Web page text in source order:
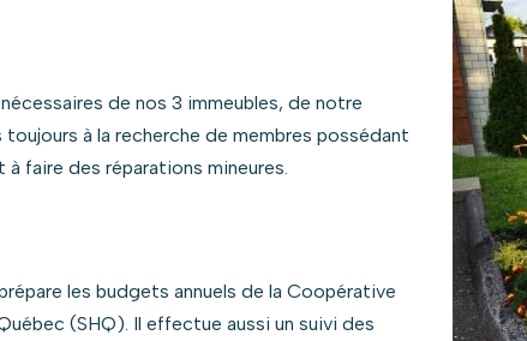
de nos 3 immeubles, de notre
à la recherche de membres possédant
faire des réparations mineures.
les budgets annuels de la Coopérative
(SHQ). Il effectue aussi un suivi des